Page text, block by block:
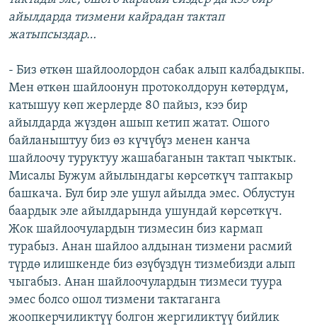
айылдарда тизмени кайрадан тактап
жатыпсыздар…
- Биз өткөн шайлоолордон сабак алып калбадыкпы.
Мен өткөн шайлоонун протоколдорун көтөрдүм,
катышуу көп жерлерде 80 пайыз, кээ бир
айылдарда жүздөн ашып кетип жатат. Ошого
байланыштуу биз өз күчүбүз менен канча
шайлоочу туруктуу жашабаганын тактап чыктык.
Мисалы Бужум айылындагы көрсөткүч таптакыр
башкача. Бул бир эле ушул айылда эмес. Облустун
баардык эле айылдарында ушундай көрсөткүч.
Жок шайлоочулардын тизмесин биз кармап
турабыз. Анан шайлоо алдынан тизмени расмий
түрдө илишкенде биз өзүбүздүн тизмебизди алып
чыгабыз. Анан шайлоочулардын тизмеси туура
эмес болсо ошол тизмени тактаганга
жоопкерчиликтүү болгон жергиликтүү бийлик